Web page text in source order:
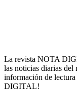
La revista NOTA
las noticias diarias del
información de
DIGITAL!